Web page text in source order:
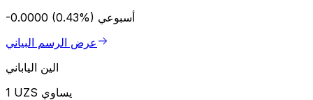
-0.0000 (0.43%) أسبوعي
عرض الرسم البياني
الين الياباني
1 UZS يساوي